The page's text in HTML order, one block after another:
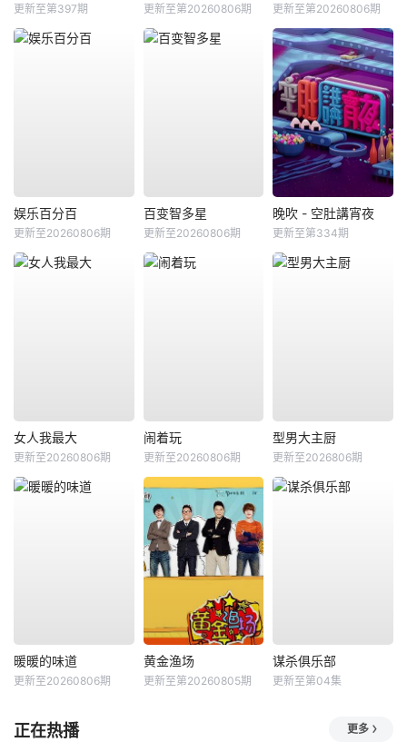
更新至第397期 更新至第20260806期 更新至第20260806期
娱乐百分百
更新至20260806期
百变智多星
更新至20260806期
晚吹 - 空肚講宵夜
更新至第334期
女人我最大
更新至20260806期
闹着玩
更新至20260806期
型男大主厨
更新至2026806期
暖暖的味道
更新至20260806期
黄金渔场
更新至第20260805期
谋杀俱乐部
更新至第04集
正在热播 更多